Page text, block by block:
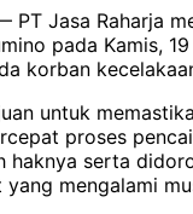
PT Jasa Raharja
pada Kamis,
korban
untuk
proses
haknya serta
mengalami